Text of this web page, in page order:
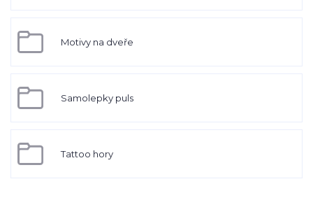
Motivy na dveře
Samolepky puls
Tattoo hory